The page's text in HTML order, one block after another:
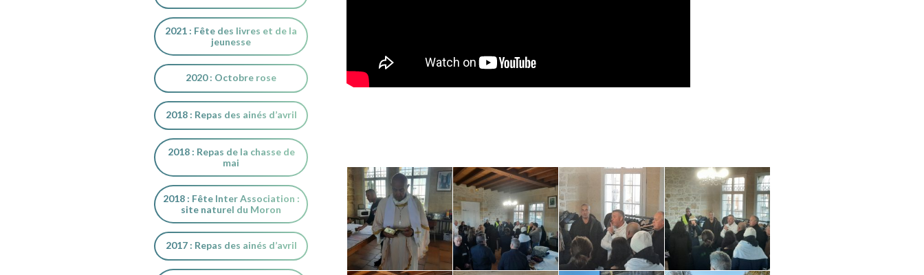
2021 : Fête des livres et de la
jeunesse
2020 : Octobre rose
2018 : Repas des ainés d’avril
2018 : Repas de la chasse de
mai
2018 : Fête Inter Association :
site naturel du Moron
2017 : Repas des ainés d’avril